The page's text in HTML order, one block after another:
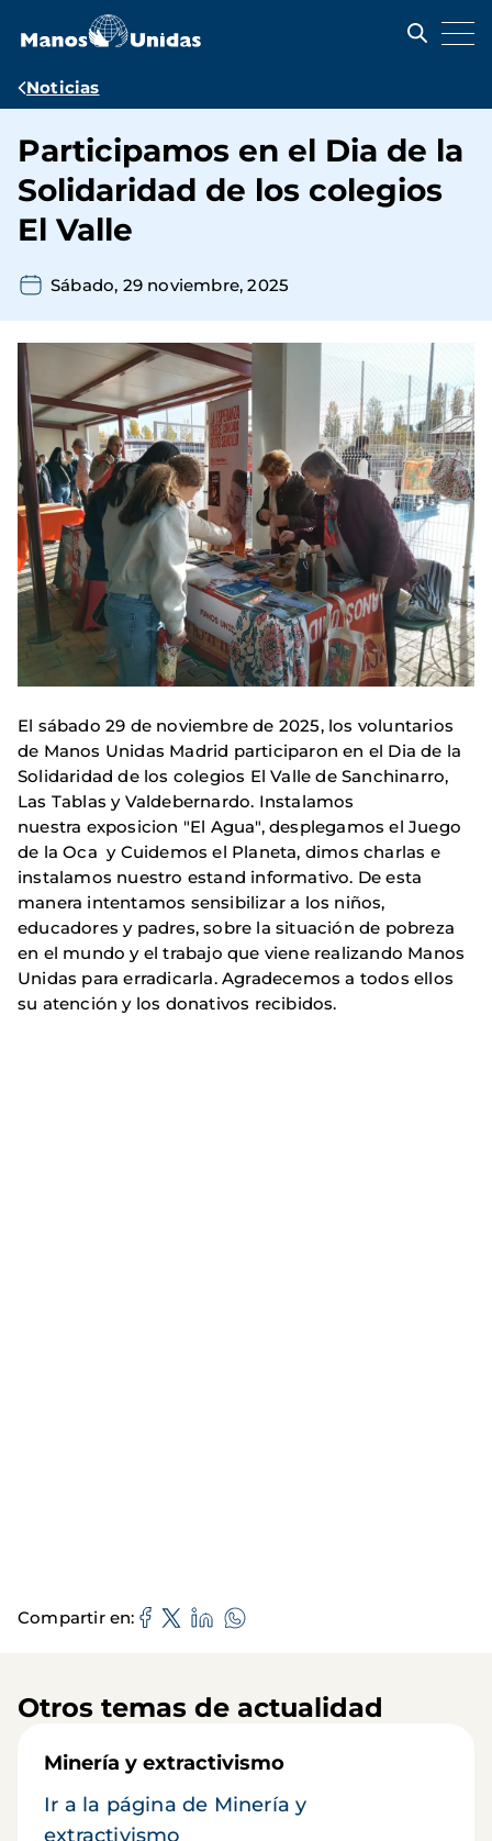
contenido
Ruta
navegación
Noticias
Participamos en el Dia de la
Solidaridad de los colegios
El Valle
Sábado, 29 noviembre, 2025
El sábado 29 de noviembre de 2025, los voluntarios
de Manos Unidas Madrid participaron en el Dia de la
Solidaridad de los colegios El Valle de Sanchinarro,
Las Tablas y Valdebernardo. Instalamos
nuestra exposicion "El Agua", desplegamos el Juego
de la Oca y Cuidemos el Planeta, dimos charlas e
instalamos nuestro estand informativo. De esta
manera intentamos sensibilizar a los niños,
educadores y padres, sobre la situación de pobreza
en el mundo y el trabajo que viene realizando Manos
Unidas para erradicarla. Agradecemos a todos ellos
su atención y los donativos recibidos.
Compartir en
Otros temas de actualidad
Minería y extractivismo
Ir a la página de Minería y
extractivismo